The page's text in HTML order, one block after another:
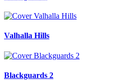
Valhalla Hills
Blackguards 2